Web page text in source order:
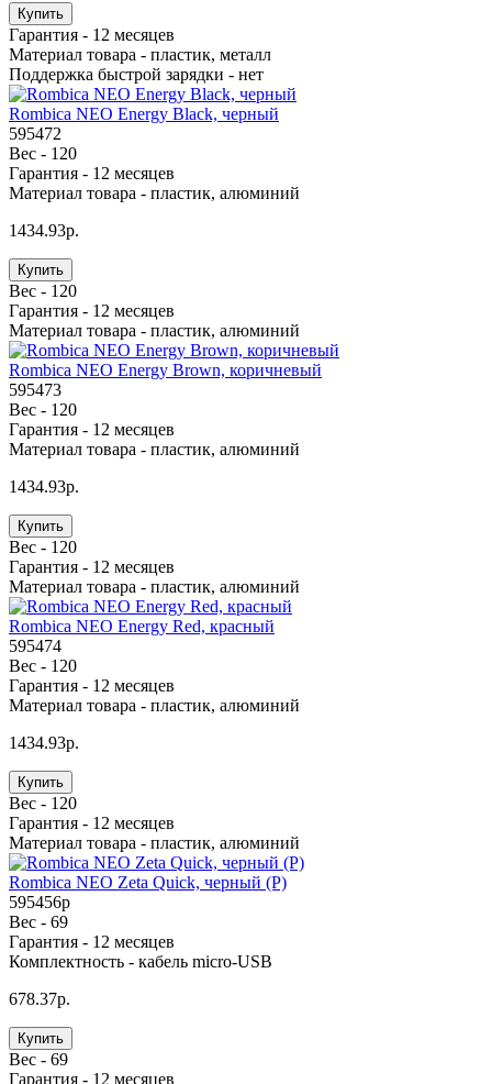
Купить
Гарантия - 12 месяцев
Материал товара - пластик, металл
Поддержка быстрой зарядки - нет
Rombica NEO Energy Black, черный
595472
Вес - 120
Гарантия - 12 месяцев
Материал товара - пластик, алюминий
1434.93р.
Купить
Вес - 120
Гарантия - 12 месяцев
Материал товара - пластик, алюминий
Rombica NEO Energy Brown, коричневый
595473
Вес - 120
Гарантия - 12 месяцев
Материал товара - пластик, алюминий
1434.93р.
Купить
Вес - 120
Гарантия - 12 месяцев
Материал товара - пластик, алюминий
Rombica NEO Energy Red, красный
595474
Вес - 120
Гарантия - 12 месяцев
Материал товара - пластик, алюминий
1434.93р.
Купить
Вес - 120
Гарантия - 12 месяцев
Материал товара - пластик, алюминий
Rombica NEO Zeta Quick, черный (Р)
595456p
Вес - 69
Гарантия - 12 месяцев
Комплектность - кабель micro-USB
678.37р.
Купить
Вес - 69
Гарантия - 12 месяцев